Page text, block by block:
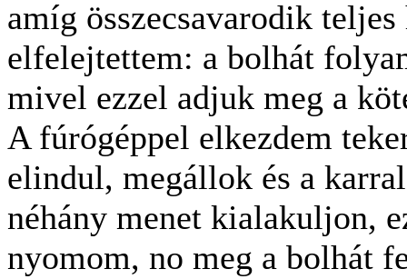
amíg összecsavarodik
elfelejtettem: a bolhát
mivel ezzel adjuk meg a
A fúrógéppel elkezdem
elindul, megállok és a
néhány menet kialakuljon,
nyomom, no meg a bolhát